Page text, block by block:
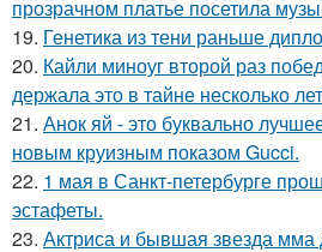
прозрачном платье посетила
19. Генетика из тени раньше
20. Кайли миноуг второй раз
держала это в тайне несколько
21. Анок яй - это буквально
новым круизным показом Gucci.
22. 1 мая в Санкт-петербурге
эстафеты.
23. Актриса и бывшая звезда мма